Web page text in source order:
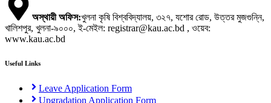
অস্থায়ী অফিস:খুলনা কৃষি বিশ্ববিদ্যালয়, ৩২৭, যশোর রোড, উত্তর মুজগুন্নি,
খালিশপুর, খুলনা-৯০০০, ই-মেইল: registrar@kau.ac.bd , ওয়েব:
www.kau.ac.bd
Useful Links
Leave Application Form
Upgradation Application Form